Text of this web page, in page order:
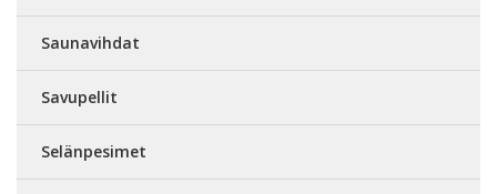
Saunavihdat
Savupellit
Selänpesimet